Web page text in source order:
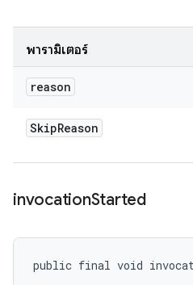
พารามิเตอร์
reason
SkipReason
invocationStarted
public final void